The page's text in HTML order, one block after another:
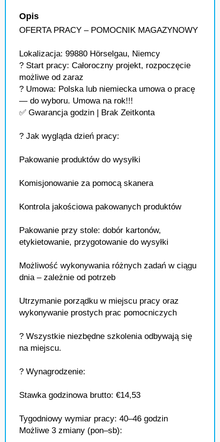
Opis
OFERTA PRACY – POMOCNIK MAGAZYNOWY
Lokalizacja: 99880 Hörselgau, Niemcy
? Start pracy: Całoroczny projekt, rozpoczęcie
możliwe od zaraz
? Umowa: Polska lub niemiecka umowa o pracę
— do wyboru. Umowa na rok!!!
✅ Gwarancja godzin | Brak Zeitkonta
? Jak wygląda dzień pracy:
Pakowanie produktów do wysyłki
Komisjonowanie za pomocą skanera
Kontrola jakościowa pakowanych produktów
Pakowanie przy stole: dobór kartonów,
etykietowanie, przygotowanie do wysyłki
Możliwość wykonywania różnych zadań w ciągu
dnia – zależnie od potrzeb
Utrzymanie porządku w miejscu pracy oraz
wykonywanie prostych prac pomocniczych
? Wszystkie niezbędne szkolenia odbywają się
na miejscu.
? Wynagrodzenie:
Stawka godzinowa brutto: €14,53
Tygodniowy wymiar pracy: 40–46 godzin
Możliwe 3 zmiany (pon–sb):